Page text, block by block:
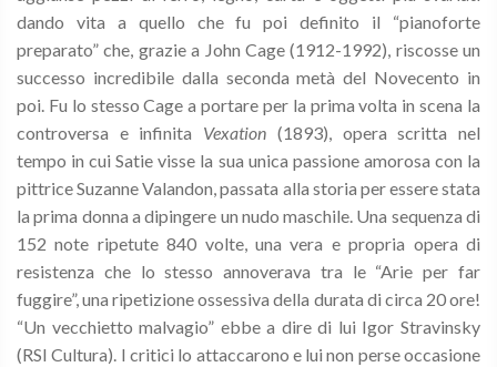
dando vita a quello che fu poi definito il “pianoforte
preparato” che, grazie a John Cage (1912-1992), riscosse un
successo incredibile dalla seconda metà del Novecento in
poi. Fu lo stesso Cage a portare per la prima volta in scena la
controversa e infinita Vexation (1893), opera scritta nel
tempo in cui Satie visse la sua unica passione amorosa con la
pittrice Suzanne Valandon, passata alla storia per essere stata
la prima donna a dipingere un nudo maschile. Una sequenza di
152 note ripetute 840 volte, una vera e propria opera di
resistenza che lo stesso annoverava tra le “Arie per far
fuggire”, una ripetizione ossessiva della durata di circa 20 ore!
“Un vecchietto malvagio” ebbe a dire di lui Igor Stravinsky
(RSI Cultura). I critici lo attaccarono e lui non perse occasione